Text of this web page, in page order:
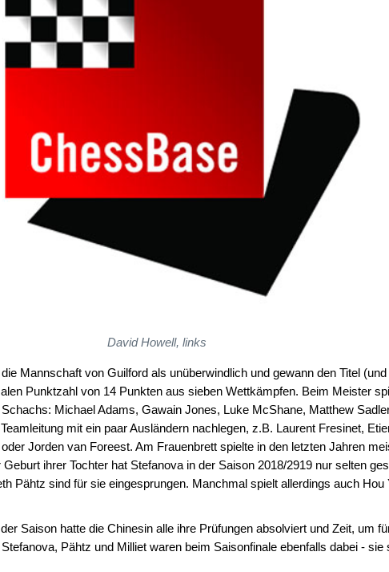
David Howell, links
Mannschaft von Guilford als unüberwindlich und gewann den Titel (und
Punktzahl von 14 Punkten aus sieben Wettkämpfen. Beim Meister
Michael Adams, Gawain Jones, Luke McShane, Matthew
mit ein paar Ausländern nachlegen, z.B. Laurent Fresinet,
Jorden van Foreest. Am Frauenbrett spielte in den letzten Jahren
ihrer Tochter hat Stefanova in der Saison 2018/2919 nur selten
Pähtz sind für sie eingesprungen. Manchmal spielt allerdings auch Hou
Saison hatte die Chinesin alle ihre Prüfungen absolviert und Zeit, um
Pähtz und Milliet waren beim Saisonfinale ebenfalls dabei - sie